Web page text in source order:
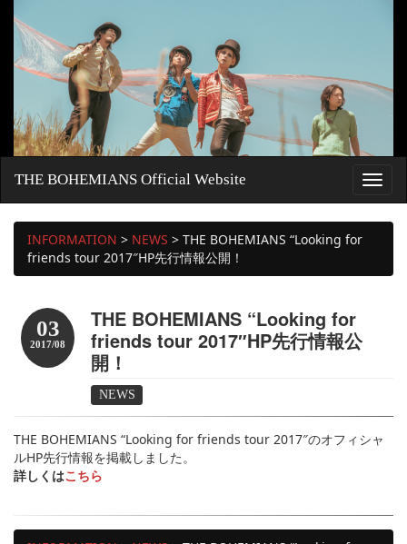
THE BOHEMIANS Official Website
INFORMATION > NEWS > THE BOHEMIANS “Looking for
friends tour 2017″HP先行情報公開！
03
2017/08
THE BOHEMIANS “Looking for
friends tour 2017″HP先行情報公
開！
NEWS
THE BOHEMIANS “Looking for friends tour 2017″のオフィシャ
ルHP先行情報を掲載しました。
詳しくはこちら